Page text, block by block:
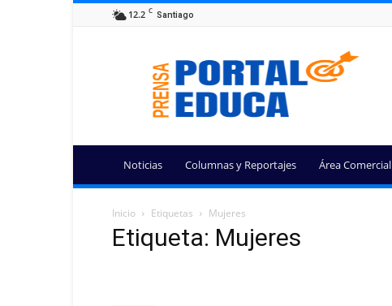
12.2 C Santiago
Portal
Educa
Noticias Columnas y Reportajes Área Comercial
Inicio Etiquetas Mujeres
Etiqueta: Mujeres